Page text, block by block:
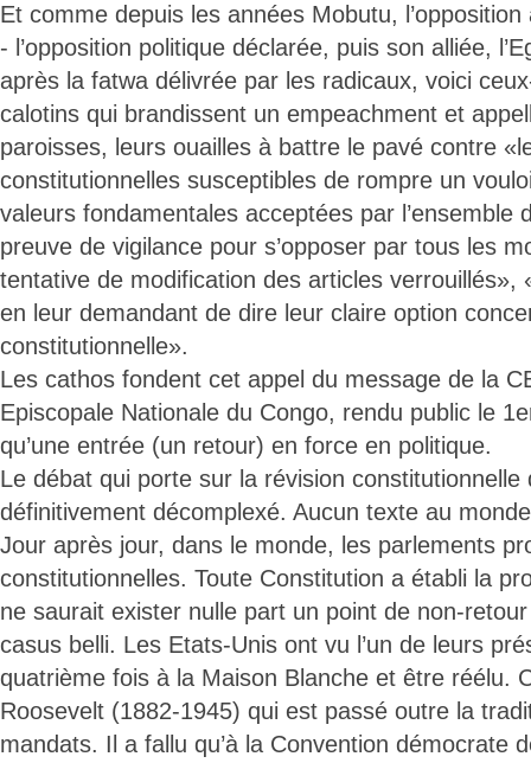
Et comme depuis les années Mobutu,
- l’opposition politique déclarée, puis son alliée,
après la fatwa délivrée par les radicaux, voici
calotins qui brandissent un empeachment et
paroisses, leurs ouailles à battre le pavé contre
constitutionnelles susceptibles de rompre un
valeurs fondamentales acceptées par l’ensemble
preuve de vigilance pour s’opposer par tous les
tentative de modification des articles verrouillés»,
en leur demandant de dire leur claire option
constitutionnelle».
Les cathos fondent cet appel du message de la
Episcopale Nationale du Congo, rendu public le
qu’une entrée (un retour) en force en politique.
Le débat qui porte sur la révision constitutionnelle
définitivement décomplexé. Aucun texte au
Jour après jour, dans le monde, les parlements
constitutionnelles. Toute Constitution a établi la
ne saurait exister nulle part un point de non-
casus belli. Les Etats-Unis ont vu l’un de leurs
quatrième fois à la Maison Blanche et être réélu.
Roosevelt (1882-1945) qui est passé outre la
mandats. Il a fallu qu’à la Convention démocrate